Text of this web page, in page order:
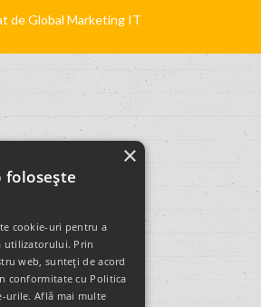
de Global Marketing IT
10
×
folosește
cookie-uri pentru a
utilizatorului. Prin
web, sunteți de acord
conformitate cu Politica
urile.Află mai multe